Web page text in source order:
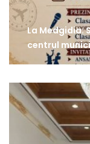
La Medgidia:
centrul